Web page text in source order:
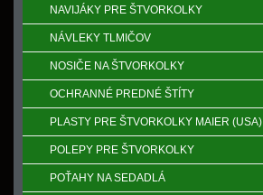
NAVIJÁKY PRE ŠTVORKOLKY
NÁVLEKY TLMIČOV
NOSIČE NA ŠTVORKOLKY
OCHRANNÉ PREDNÉ ŠTÍTY
PLASTY PRE ŠTVORKOLKY MAIER (USA)
POLEPY PRE ŠTVORKOLKY
POŤAHY NA SEDADLÁ